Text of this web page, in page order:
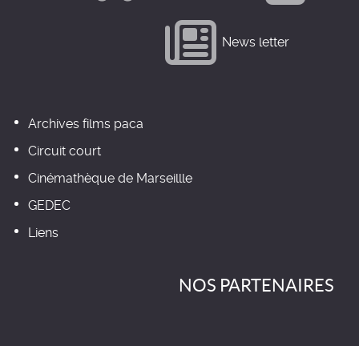
News letter
Archives films paca
Circuit court
Cinémathèque de Marseillle
GEDEC
Liens
NOS PARTENAIRES